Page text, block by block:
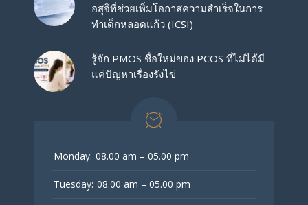
อสุจิที่ช่วยเพิ่มโอกาสความสำเร็จในการ
ทำเด็กหลอดแก้ว (ICSI)
รู้จัก PMOS ชื่อใหม่ของ PCOS ที่ไม่ได้มี
แค่ปัญหาเรื่องรังไข่
Monday: 08.00 am – 05.00 pm
Tuesday: 08.00 am – 05.00 pm